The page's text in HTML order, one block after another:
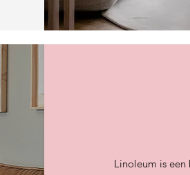
Linoleum is